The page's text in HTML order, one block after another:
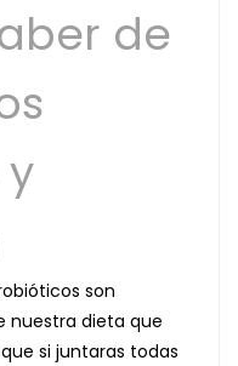
de
son
nuestra dieta que
si juntaras todas